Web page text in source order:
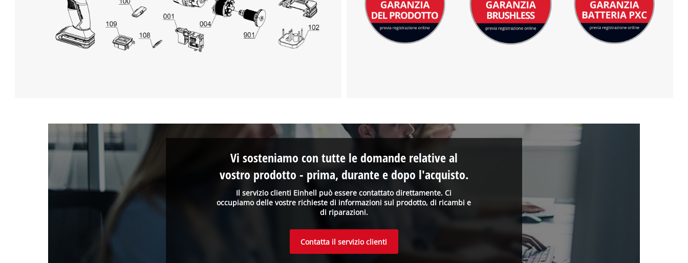
Il servizio clienti Einhell può essere contattato direttamente. Ci
occupiamo delle vostre richieste di informazioni sul prodotto, di ricambi e
di riparazioni.
Vi sosteniamo con tutte le domande relative al
vostro prodotto - prima, durante e dopo l'acquisto.
Contatta il servizio clienti